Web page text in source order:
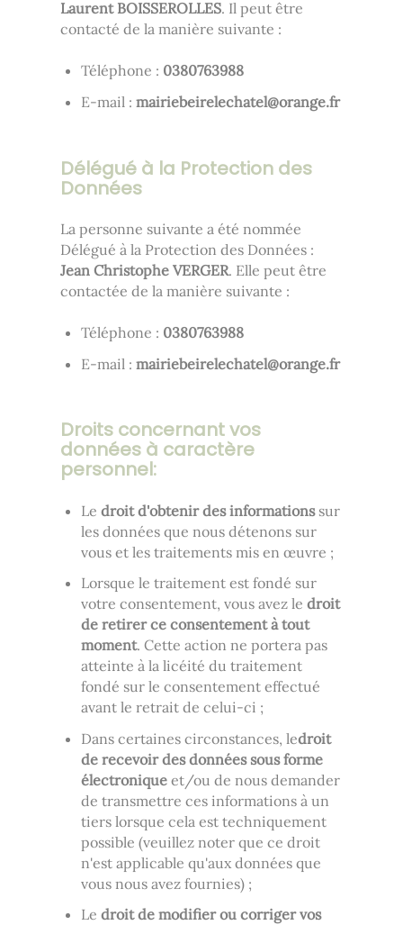
Laurent BOISSEROLLES. Il peut être
contacté de la manière suivante :
Téléphone : 8893670830
E-mail : rf.egnaro@letahceleriebeiriam
Délégué à la Protection des
Données
La personne suivante a été nommée
Délégué à la Protection des Données :
Jean Christophe VERGER. Elle peut être
contactée de la manière suivante :
Téléphone : 8893670830
E-mail : rf.egnaro@letahceleriebeiriam
Droits concernant vos
données à caractère
personnel:
Ledroit d'obtenir des informationssur
les données que nous détenons sur
vous et les traitements mis en œuvre ;
Lorsque le traitement est fondé sur
votre consentement, vous avez le droit
de retirer ce consentement à tout
moment. Cette action ne portera pas
atteinte à la licéité du traitement
fondé sur le consentement effectué
avant le retrait de celui-ci ;
Dans certaines circonstances, ledroit
de recevoir des données sous forme
électronique et/ou de nous demander
de transmettre ces informations à un
tiers lorsque cela est techniquement
possible (veuillez noter que ce droit
n'est applicable qu'aux données que
vous nous avez fournies) ;
Ledroit de modifier ou corriger vos